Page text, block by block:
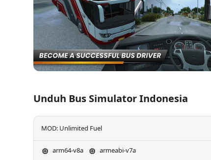
Unduh Bus Simulator Indonesia
MOD: Unlimited Fuel
arm64-v8a armeabi-v7a